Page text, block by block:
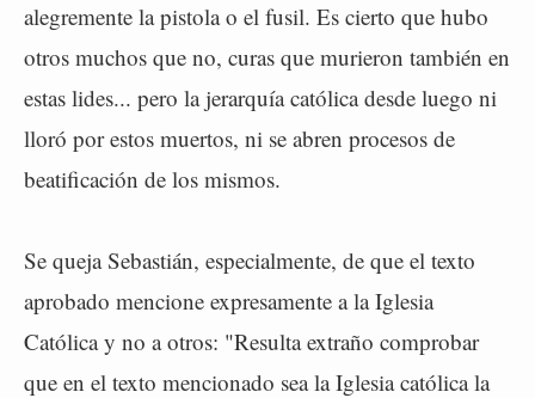
alegremente la pistola o el fusil. Es cierto que hubo
otros muchos que no, curas que murieron también en
estas lides... pero la jerarquía católica desde luego ni
lloró por estos muertos, ni se abren procesos de
beatificación de los mismos.
Se queja Sebastián, especialmente, de que el texto
aprobado mencione expresamente a la Iglesia
Católica y no a otros: "Resulta extraño comprobar
que en el texto mencionado sea la Iglesia católica la